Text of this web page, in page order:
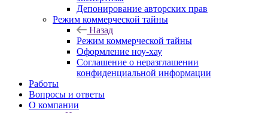
Депонирование авторских прав
Режим коммерческой тайны
Назад
Режим коммерческой тайны
Оформление ноу-хау
Соглашение о неразглашении
конфиденциальной информации
Работы
Вопросы и ответы
О компании